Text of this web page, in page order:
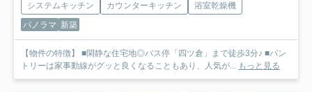
システムキッチン
カウンターキッチン
浴室乾燥機
パノラマ 新築
【物件の特徴】 ■閑静な住宅地◎バス停「四ツ倉」まで徒歩3分♪ ■パン
トリーは家事動線がグッと良くなることもあり、人気が... もっと見る